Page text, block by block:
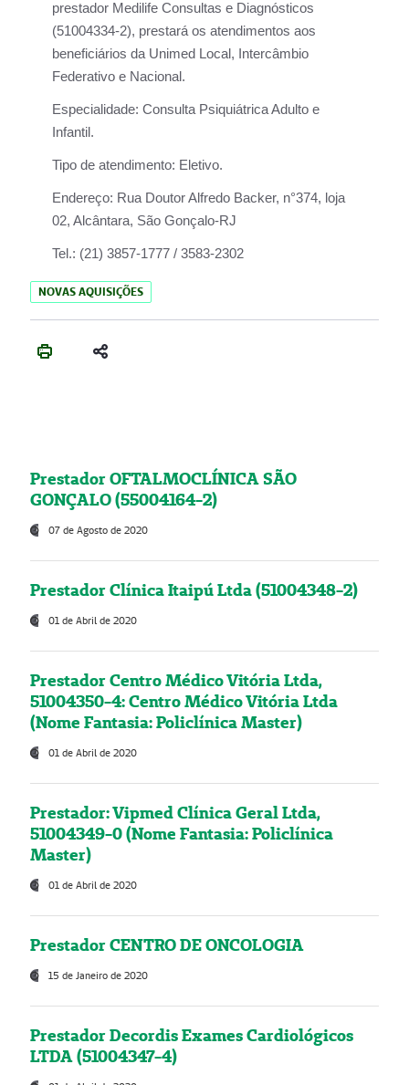
prestador Medilife Consultas e Diagnósticos
(51004334-2), prestará os atendimentos aos
beneficiários da Unimed Local, Intercâmbio
Federativo e Nacional.
Especialidade: Consulta Psiquiátrica Adulto e
Infantil.
Tipo de atendimento: Eletivo.
Endereço: Rua Doutor Alfredo Backer, n°374, loja
02, Alcântara, São Gonçalo-RJ
Tel.: (21) 3857-1777 / 3583-2302
NOVAS AQUISIÇÕES
Prestador OFTALMOCLÍNICA SÃO
GONÇALO (55004164-2)
07 de Agosto de 2020
Prestador Clínica Itaipú Ltda (51004348-2)
01 de Abril de 2020
Prestador Centro Médico Vitória Ltda,
51004350-4: Centro Médico Vitória Ltda
(Nome Fantasia: Policlínica Master)
01 de Abril de 2020
Prestador: Vipmed Clínica Geral Ltda,
51004349-0 (Nome Fantasia: Policlínica
Master)
01 de Abril de 2020
Prestador CENTRO DE ONCOLOGIA
15 de Janeiro de 2020
Prestador Decordis Exames Cardiológicos
LTDA (51004347-4)